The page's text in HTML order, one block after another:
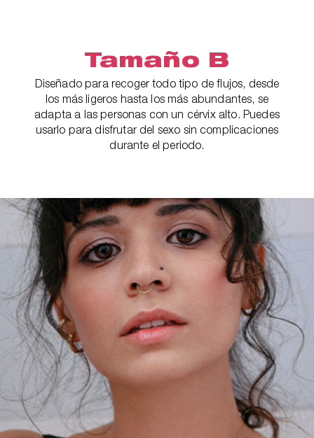
Tamaño B
Diseñado para recoger todo tipo de flujos, desde
los más ligeros hasta los más abundantes, se
adapta a las personas con un cérvix alto. Puedes
usarlo para disfrutar del sexo sin complicaciones
durante el periodo.